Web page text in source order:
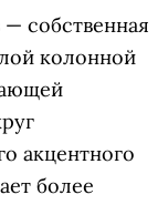
собственная
колонной
акцентного
более